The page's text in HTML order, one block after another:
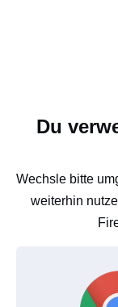
Du
Wechsle bitte
weiterhin